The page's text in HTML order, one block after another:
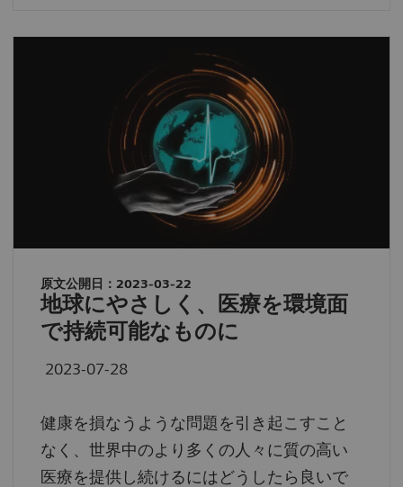
原文公開日：2023-03-22
地球にやさしく、医療を環境面
で持続可能なものに
2023-07-28
健康を損なうような問題を引き起こすこと
なく、世界中のより多くの人々に質の高い
医療を提供し続けるにはどうしたら良いで